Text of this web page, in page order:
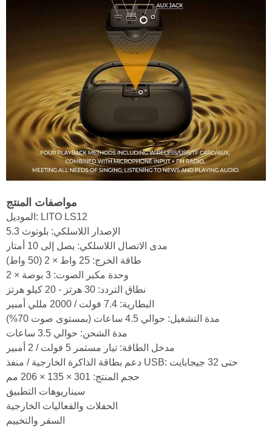
مواصفات المنتج
الموديل: LITO LS12
الإصدار اللاسلكي: بلوتوث 5.3
مدى الاتصال اللاسلكي: يصل إلى 10 أمتار
طاقة الخرج: 25 واط × 2 (50 واط)
وحدة مكبر الصوت: 3 بوصة × 2
نطاق التردد: 30 هرتز - 20 كيلو هرتز
البطارية: 7.4 فولت / 2000 مللي أمبير
مدة التشغيل: حوالي 4.5 ساعات (بمستوى صوت 70%)
مدة الشحن: حوالي 3.5 ساعات
مدخل الطاقة: تيار مستمر 5 فولت / 2 أمبير
دعم بطاقة الذاكرة الخارجية / منفذ USB: حتى 32 جيجابايت
حجم المنتج: 301 × 135 × 206 مم
سيناريوهات التطبيق
الحفلات والفعاليات الخارجية
السفر والتخييم